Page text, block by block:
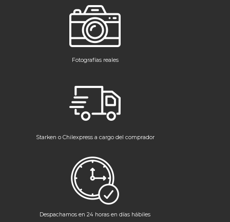
Fotografías reales
Starken o Chilexpress a cargo del comprador
Despachamos en 24 horas en días hábiles